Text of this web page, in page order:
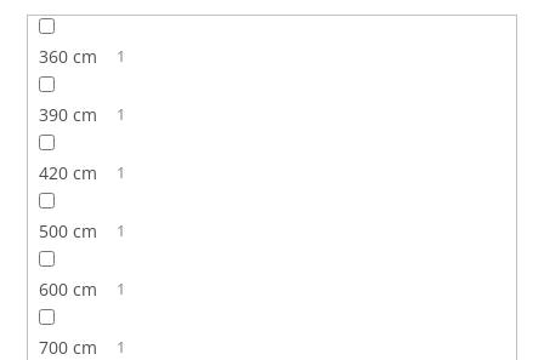
360 cm 1
390 cm 1
420 cm 1
500 cm 1
600 cm 1
700 cm 1